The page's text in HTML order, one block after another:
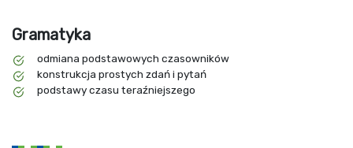
Gramatyka
odmiana podstawowych czasowników
konstrukcja prostych zdań i pytań
podstawy czasu teraźniejszego